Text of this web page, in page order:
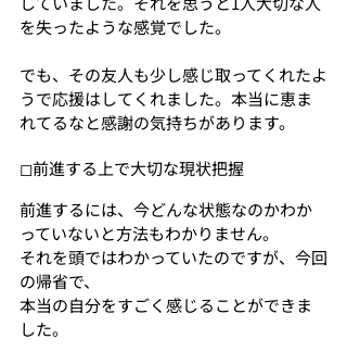
を失ったような感覚でした。
でも、その友人も少し感じ取ってくれたよ
うで応援はしてくれました。本当に恵ま
れてるなと感謝の気持ちがあります。
◻︎前進する上で大切な現状把握
前進するには、今どんな状態なのかわか
っていないと方法もわかりません。
それを頭ではわかっていたのですが、今回
の帰省で、
本当の自分をすごく感じることができま
した。